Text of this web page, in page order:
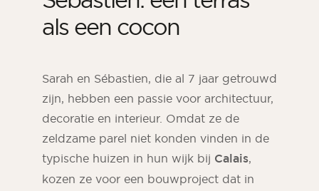
als een cocon
Sarah en Sébastien, die al 7 jaar getrouwd
zijn, hebben een passie voor architectuur,
decoratie en interieur. Omdat ze de
zeldzame parel niet konden vinden in de
typische huizen in hun wijk bij Calais,
kozen ze voor een bouwproject dat in